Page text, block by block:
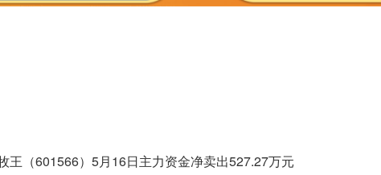
王（601566）5月16日主力资金净卖出527.27万元